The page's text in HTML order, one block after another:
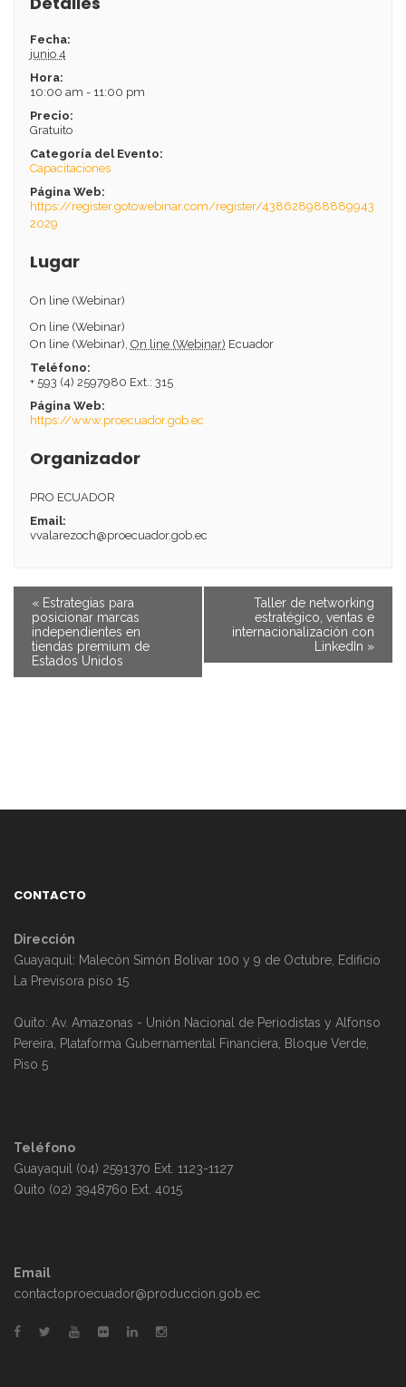
Fecha:
junio 4
Hora:
10:00 am - 11:00 pm
Precio:
Gratuito
Categoría del Evento:
Capacitaciones
Página Web:
https://register.gotowebinar.com/register/438628988889943
2029
Lugar
On line (Webinar)
On line (Webinar)
On line (Webinar) On line (Webinar) Ecuador
Teléfono:
+ 593 (4) 2597980 Ext.: 315
Página Web:
https://www.proecuador.gob.ec
Organizador
PRO ECUADOR
Email:
vvalarezoch@proecuador.gob.ec
« Estrategias para
posicionar marcas
independientes en
tiendas premium de
Estados Unidos
Taller de networking
estratégico, ventas e
internacionalización con
LinkedIn »
CONTACTO
Dirección
Guayaquil: Malecón Simón Bolivar 100 y 9 de Octubre, Edificio
La Previsora piso 15
Quito: Av. Amazonas - Unión Nacional de Periodistas y Alfonso
Pereira, Plataforma Gubernamental Financiera, Bloque Verde,
Piso 5
Teléfono
Guayaquil (04) 2591370 Ext. 1123-1127
Quito (02) 3948760 Ext. 4015
Email
contactoproecuador@produccion.gob.ec